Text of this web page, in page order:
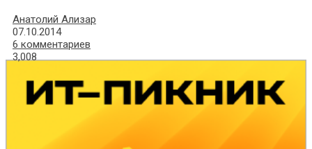
Анатолий Ализар
07.10.2014
6 комментариев
3,008